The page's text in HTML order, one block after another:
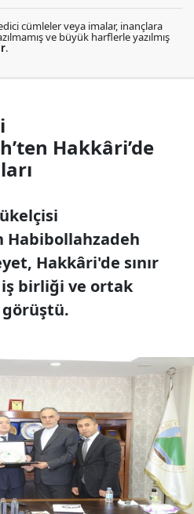
cümleler veya imalar, inançlara
ve büyük harflerle yazılmış
.
Hakkâri’de
Habibollahzadeh
Hakkâri'de sınır
birliği ve ortak
görüştü.